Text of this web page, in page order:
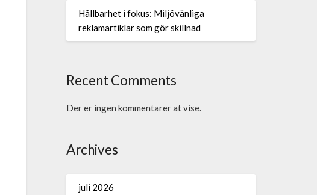
Hållbarhet i fokus: Miljövänliga
reklamartiklar som gör skillnad
Recent Comments
Der er ingen kommentarer at vise.
Archives
juli 2026